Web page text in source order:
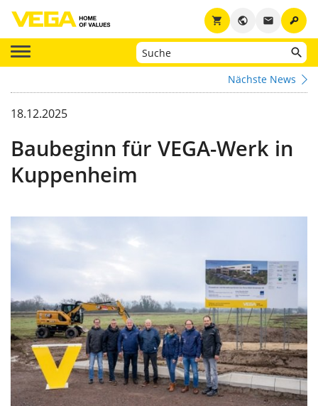
key
email
public
shopping_cart
Nächste News
18.12.2025
Baubeginn für VEGA-Werk in
Kuppenheim